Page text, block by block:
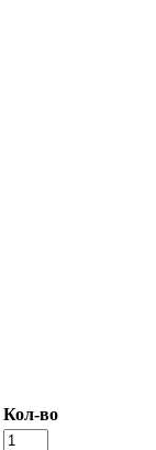
Кол-во